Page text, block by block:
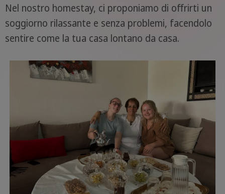
Nel nostro homestay, ci proponiamo di offrirti un
soggiorno rilassante e senza problemi, facendolo
sentire come la tua casa lontano da casa.